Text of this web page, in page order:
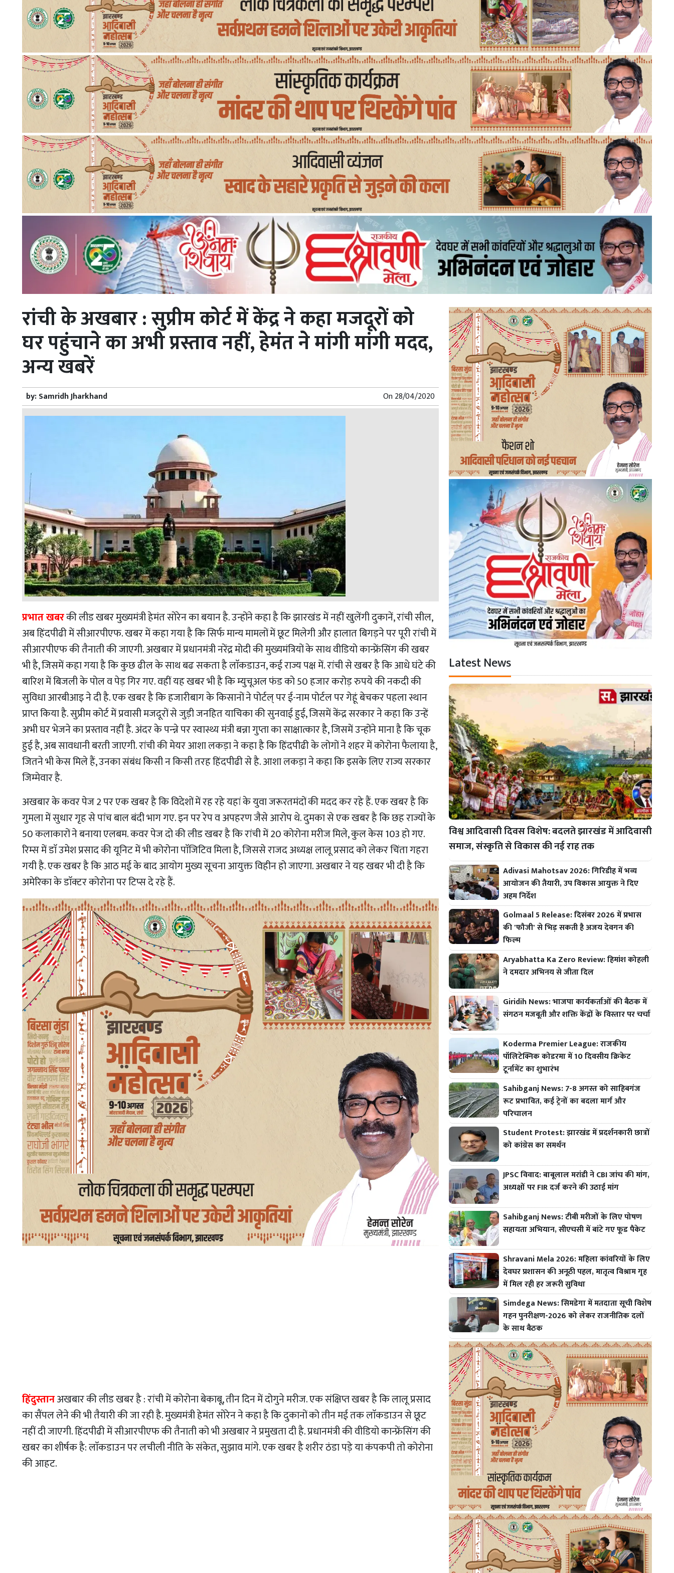
रांची के अखबार : सुप्रीम कोर्ट में केंद्र ने कहा मजदूरों को
घर पहुंचाने का अभी प्रस्ताव नहीं, हेमंत ने मांगी मांगी मदद,
अन्य खबरें
by:Samridh Jharkhand On28/04/2020
प्रभात खबरकी लीड खबर मुख्यमंत्री हेमंत सोरेन का बयान है. उन्होंने कहा है कि झारखंड में नहीं खुलेंगी दुकानें, रांची सील,
अब हिंदपीढी में सीआरपीएफ. खबर में कहा गया है कि सिर्फ मान्य मामलों में छूट मिलेगी और हालात बिगड़ने पर पूरी रांची में
सीआरपीएफ की तैनाती की जाएगी. अखबार में प्रधानमंत्री नरेंद्र मोदी की मुख्यमंत्रियों के साथ वीडियो कान्फ्रेंसिंग की खबर
भी है, जिसमें कहा गया है कि कुछ ढील के साथ बढ सकता है लाॅकडाउन, कई राज्य पक्ष में. रांची से खबर है कि आधे घंटे की
बारिश में बिजली के पोल व पेड़ गिर गए. वहीं यह खबर भी है कि म्युचूअल फंड को 50 हजार करोड़ रुपये की नकदी की
सुविधा आरबीआइ ने दी है. एक खबर है कि हजारीबाग के किसानों ने पोर्टल् पर ई-नाम पोर्टल पर गेहूं बेचकर पहला स्थान
प्राप्त किया है. सुप्रीम कोर्ट में प्रवासी मजदूरों से जुड़ी जनहित याचिका की सुनवाई हुई, जिसमें केंद्र सरकार ने कहा कि उन्हें
अभी घर भेजने का प्रस्ताव नहीं है. अंदर के पन्न्ने पर स्वास्थ्य मंत्री बन्ना गुप्ता का साक्षात्कार है, जिसमें उन्होंने माना है कि चूक
हुई है, अब सावधानी बरती जाएगी. रांची की मेयर आशा लकड़ा ने कहा है कि हिंदपीढी के लोगों ने शहर में कोरोना फैलाया है,
जितने भी केस मिले हैं, उनका संबंध किसी न किसी तरह हिंदपीढी से है. आशा लकड़ा ने कहा कि इसके लिए राज्य सरकार
जिम्मेवार है.
अखबार के कवर पेज 2 पर एक खबर है कि विदेशों में रह रहे यहां के युवा जरूरतमंदों की मदद कर रहे हैं. एक खबर है कि
गुमला में सुधार गृह से पांच बाल बंदी भाग गए. इन पर रेप व अपहरण जैसे आरोप थे. दुमका से एक खबर है कि छह राज्यों के
50 कलाकारों ने बनाया एलबम. कवर पेज दो की लीड खबर है कि रांची में 20 कोरोना मरीज मिले, कुल केस 103 हो गए.
रिम्स में डाॅ उमेश प्रसाद की यूनिट में भी कोरोना पाॅजिटिव मिला है, जिससे राजद अध्यक्ष लालू प्रसाद को लेकर चिंता गहरा
गयी है. एक खबर है कि आठ मई के बाद आयोग मुख्य सूचना आयुक्त विहीन हो जाएगा. अखबार ने यह खबर भी दी है कि
अमेरिका के डाॅक्टर कोरोना पर टिप्स दे रहे हैं.
हिंदुस्तानअखबार की लीड खबर है : रांची में कोरोना बेकाबू, तीन दिन में दोगुने मरीज. एक संक्षिप्त खबर है कि लालू प्रसाद
का सैंपल लेने की भी तैयारी की जा रही है. मुख्यमंत्री हेमंत सोरेन ने कहा है कि दुकानों को तीन मई तक लाॅकडाउन से छूट
नहीं दी जाएगी. हिंदपीढी में सीआरपीएफ की तैनाती को भी अखबार ने प्रमुखता दी है. प्रधानमंत्री की वीडियो कान्फ्रेंसिंग की
खबर का शीर्षक है: लाॅकडाउन पर लचीली नीति के संकेत, सुझाव मांगे. एक खबर है शरीर ठंडा पड़े या कंपकपी तो कोरोना
की आहट.
Latest News
विश्व आदिवासी दिवस विशेष: बदलते झारखंड में आदिवासी
समाज, संस्कृति से विकास की नई राह तक
Adivasi Mahotsav 2026: गिरिडीह में भव्य
आयोजन की तैयारी, उप विकास आयुक्त ने दिए
अहम निर्देश
Golmaal 5 Release: दिसंबर 2026 में प्रभास
की 'फौजी' से भिड़ सकती है अजय देवगन की
फिल्म
Aryabhatta Ka Zero Review: हिमांश कोहली
ने दमदार अभिनय से जीता दिल
Giridih News: भाजपा कार्यकर्ताओं की बैठक में
संगठन मजबूती और शक्ति केंद्रों के विस्तार पर चर्चा
Koderma Premier League: राजकीय
पॉलिटेक्निक कोडरमा में 10 दिवसीय क्रिकेट
टूर्नामेंट का शुभारंभ
Sahibganj News: 7-8 अगस्त को साहिबगंज
रूट प्रभावित, कई ट्रेनों का बदला मार्ग और
परिचालन
Student Protest: झारखंड में प्रदर्शनकारी छात्रों
को कांग्रेस का समर्थन
JPSC विवाद: बाबूलाल मरांडी ने CBI जांच की मांग,
अध्यक्षों पर FIR दर्ज करने की उठाई मांग
Sahibganj News: टीबी मरीजों के लिए पोषण
सहायता अभियान, सीएचसी में बांटे गए फूड पैकेट
Shravani Mela 2026: महिला कांवरियों के लिए
देवघर प्रशासन की अनूठी पहल, मातृत्व विश्राम गृह
में मिल रही हर जरूरी सुविधा
Simdega News: सिमडेगा में मतदाता सूची विशेष
गहन पुनरीक्षण-2026 को लेकर राजनीतिक दलों
के साथ बैठक